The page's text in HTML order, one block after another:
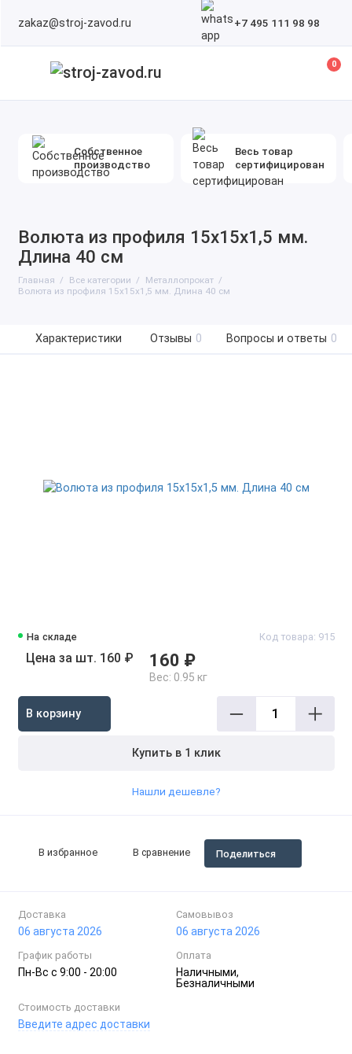
zakaz@stroj-zavod.ru +7 495 111 98 98
0
Собственное
производство
Весь товар
сертифицирован
Волюта из профиля 15x15x1,5 мм.
Длина 40 см
Главная Все категории
Металлопрокат
Волюта из профиля 15x15x1,5 мм. Длина 40 см
Характеристики Отзывы 0 Вопросы и ответы 0
На складе Код товара: 915
Цена за шт. 160 ₽ 160 ₽
Вес: 0.95 кг
В корзину
Купить в 1 клик
Нашли дешевле?
Доставка
06 августа 2026
Самовывоз
06 августа 2026
График работы
Пн-Вc с 9:00 - 20:00
Оплата
Наличными,
Безналичными
Стоимость доставки
Введите адрес доставки
В избранное В сравнение Поделиться